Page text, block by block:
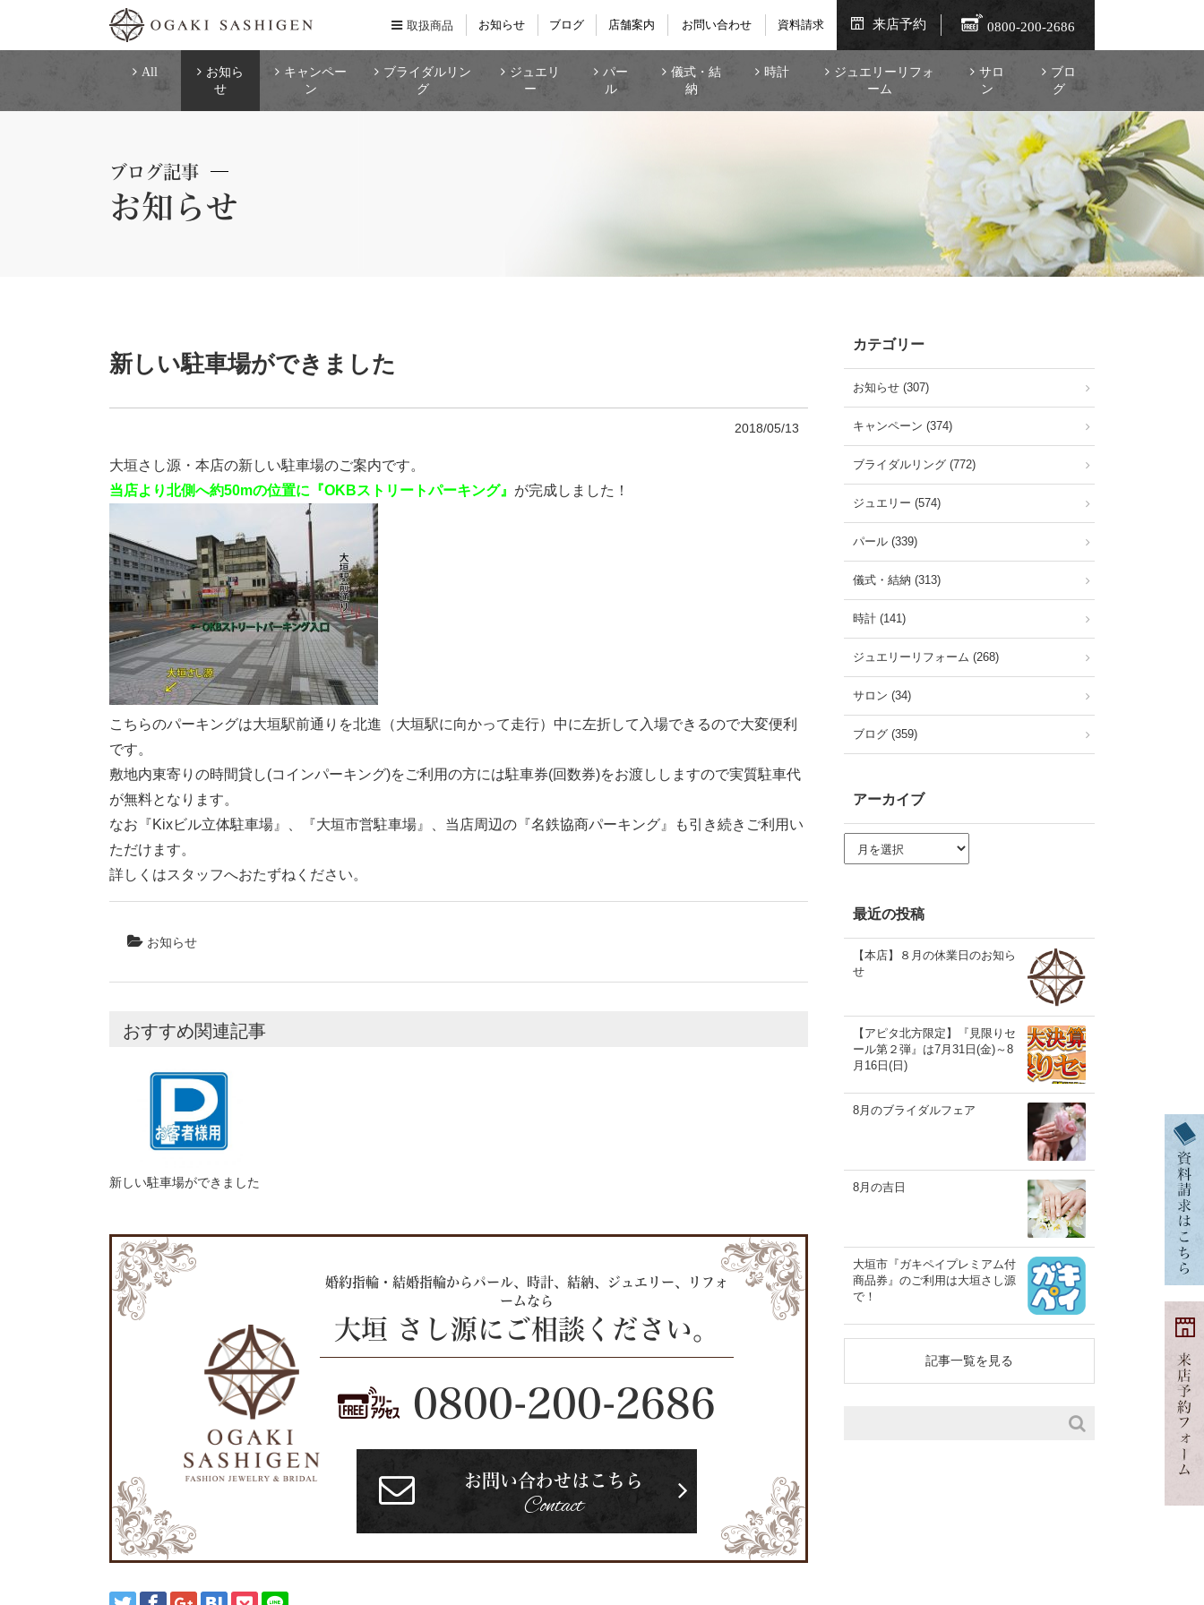
取扱商品 お知らせ ブログ 店舗案内 お問い合わせ 資料請求 来店予約 0800-200-2686
All
お知ら
せ
キャンペー
ン
ブライダルリン
グ
ジュエリ
ー
パー
ル
儀式・結
納
時計
ジュエリーリフォ
ーム
サロ
ン
ブロ
グ
ブログ記事
お知らせ
新しい駐車場ができました
2018/05/13
大垣さし源・本店の新しい駐車場のご案内です。
当店より北側へ約50mの位置に『OKBストリートパーキング』 が完成しました ！
こちらのパーキングは大垣駅前通りを北進（大垣駅に向かって走行）中に左折して入場できるので大変便利
です。
敷地内東寄りの時間貸し(コインパーキング)をご利用の方には駐車券(回数券)をお渡ししますので実質駐車代
が無料となります。
なお『Kixビル立体駐車場』、『大垣市営駐車場』、当店周辺の『名鉄協商パーキング』も引き続きご利用い
ただけます。
詳しくはスタッフへおたずねください。
お知らせ
おすすめ関連記事
新しい駐車場ができました
婚約指輪・結婚指輪からパール、時計、 結納、ジュエリー、リフォ
ームなら
大垣 さし源にご相談ください。
0800-200-2686
お問い合わせはこちら
Contact
カテゴリー
お知らせ (307)
キャンペーン (374)
ブライダルリング (772)
ジュエリー (574)
パール (339)
儀式・結納 (313)
時計 (141)
ジュエリーリフォーム (268)
サロン (34)
ブログ (359)
アーカイブ
ー
ブ
最近の投稿
【本店】８月の休業日のお知ら
せ
【アピタ北方限定】『見限りセ
ール第２弾』は7月31日(金)～8
月16日(日)
8月のブライダルフェア
8月の吉日
大垣市『ガキペイプレミアム付
商品券』のご利用は大垣さし源
で！
記事一覧を見る